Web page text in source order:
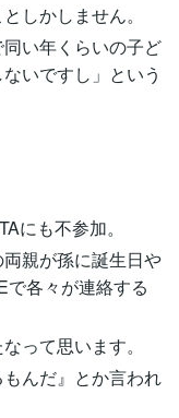
しかしません。
い年くらいの子ど
いですし」という
にも不参加。
親が孫に誕生日や
で各々が連絡する
って思います。
んだ』とか言われ